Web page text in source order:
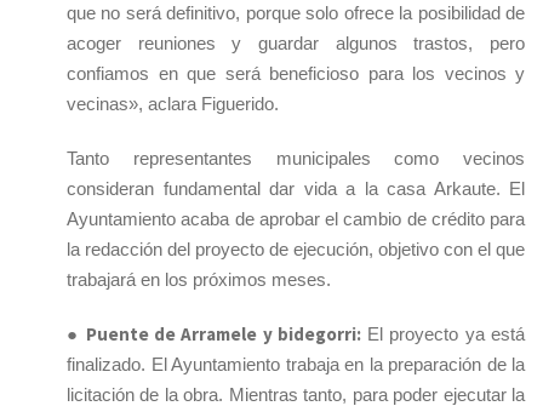
que no será definitivo, porque solo ofrece la posibilidad de
acoger reuniones y guardar algunos trastos, pero
confiamos en que será beneficioso para los vecinos y
vecinas», aclara Figuerido.
Tanto representantes municipales como vecinos
consideran fundamental dar vida a la casa Arkaute. El
Ayuntamiento acaba de aprobar el cambio de crédito para
la redacción del proyecto de ejecución, objetivo con el que
trabajará en los próximos meses.
● Puente de Arramele y bidegorri:El proyecto ya está
finalizado. El Ayuntamiento trabaja en la preparación de la
licitación de la obra. Mientras tanto, para poder ejecutar la